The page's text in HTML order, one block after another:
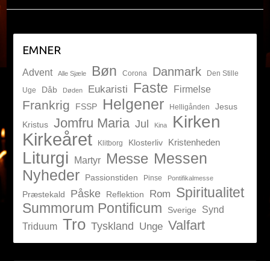
EMNER
Advent Alle Sjæle Bøn Corona Danmark
Den Stille
Uge
Dåb Døden Eukaristi Faste Firmelse
Frankrig FSSP Helgener Helligånden
Jesus
Kristus Jomfru Maria Jul Kina Kirken
Kirkeåret Klitborg Klosterliv Kristenheden
Liturgi Martyr Messe Messen
Nyheder
Passionstiden Pinse Pontifikalmesse
Præstekald Påske Reflektion Rom Spiritualitet
Summorum Pontificum Sverige
Synd
Triduum Tro Tyskland Unge Valfart